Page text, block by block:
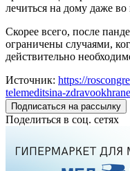
лечиться на дому даже
Скорее всего, после
ограничены случаями,
действительно
Источник: https://
telemeditsina-
Подписаться на рассылку
Поделиться в соц. сетях